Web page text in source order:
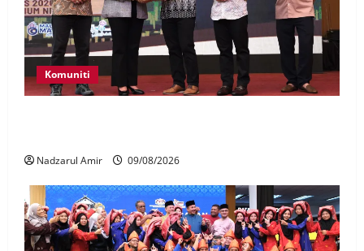
Komuniti
Nadzarul Amir 09/08/2026